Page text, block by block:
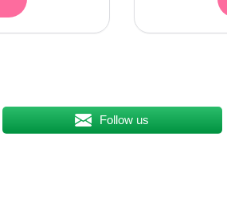
Follow us